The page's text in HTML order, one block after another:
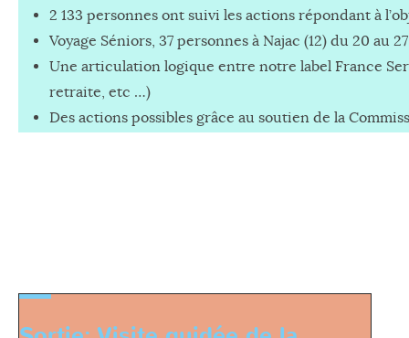
2 133 personnes ont suivi les actions répondant à
Voyage Séniors, 37 personnes à Najac (12) du 20 au
Une articulation logique entre notre label France
retraite, etc …)
Des actions possibles grâce au soutien de la